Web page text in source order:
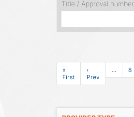
Title / Approval number
«
First
‹
Prev
... 8